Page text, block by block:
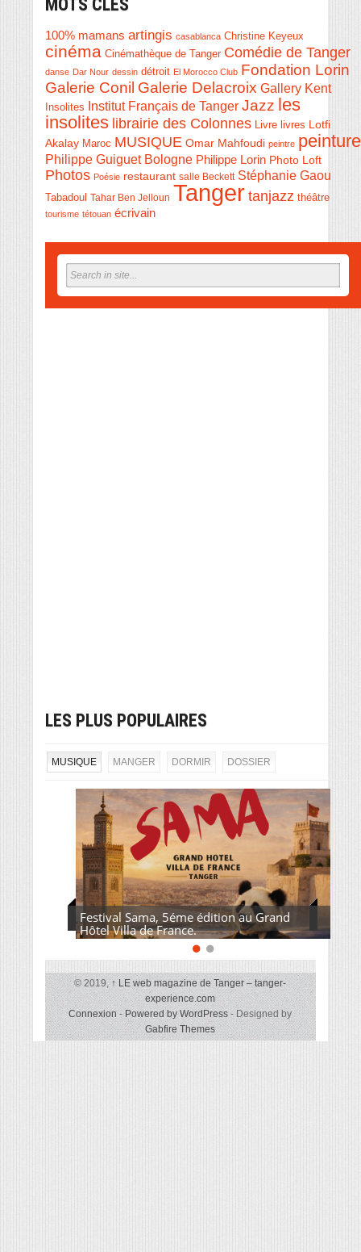
MOTS CLES
100% mamans artingis casablanca Christine Keyeux
cinéma Cinémathèque de Tanger Comédie de Tanger
danse Dar Nour dessin détroit El Morocco Club Fondation Lorin
Galerie Conil Galerie Delacroix Gallery Kent
Insolites Institut Français de Tanger Jazz les
insolites librairie des Colonnes Livre livres Lotfi
Akalay Maroc MUSIQUE Omar Mahfoudi peintre peinture
Philippe Guiguet Bologne Philippe Lorin Photo Loft
Photos Poésie restaurant salle Beckett Stéphanie Gaou
Tabadoul Tahar Ben Jelloun Tanger tanjazz théâtre
tourisme tétouan écrivain
LES PLUS POPULAIRES
MUSIQUE MANGER DORMIR DOSSIER
Festival Sama, 5éme édition au Grand
Hôtel Villa de France.
© 2019,↑ LE web magazine de Tanger – tanger-
experience.com
Connexion-Powered by WordPress- Designed by
Gabfire Themes